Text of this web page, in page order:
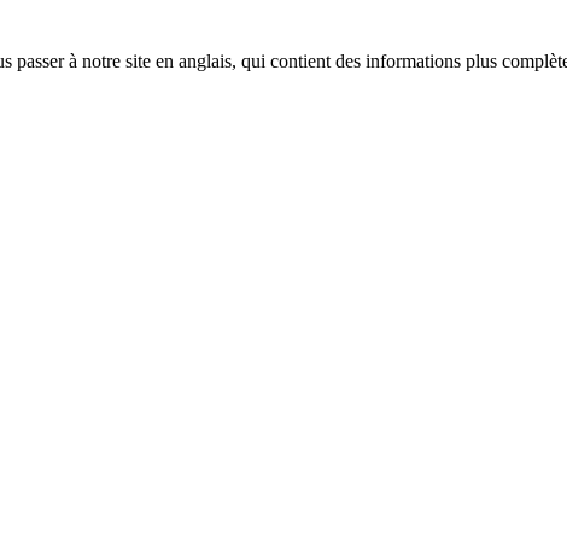
à notre site en anglais, qui contient des informations plus